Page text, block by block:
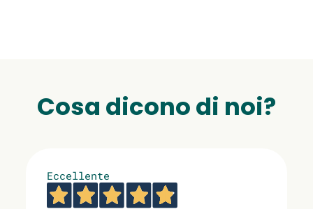
Cosa dicono di noi?
Eccellente